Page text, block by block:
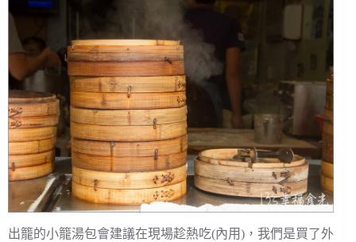
出籠的小籠湯包會建議在現場趁熱吃(內用)，我們是買了外